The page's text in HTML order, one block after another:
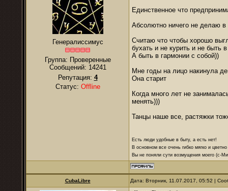
Генералиссимус
Группа: Проверенные
Сообщений: 14241
Репутация: 4
Статус: Offline
Единственное что
Абсолютно ничего не делаю
Считаю что чтобы хорошо
бухать и не курить и не быть
А быть в гармонии с собой))
Мне годы на лицо накинула
Она старит
Когда много лет не
менять)))
Танцы наше все, растяжки
Есть люди удобные в быту, а есть нет!
В основном все очень гибко мягко и цветно
Вы не поняли сути возмущения моего (с-
CubaLibre Дата: Вторник, 11.07.2017, 05:52 |